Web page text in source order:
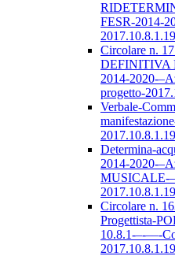
FESR-2014-
Circolare n.
DEFINITIVA
2014-2020-
progetto-
Verbale-
Determina-
2014-2020-
MUSICALE-
Circolare n.
Progettista-
10.8.1-–-––-